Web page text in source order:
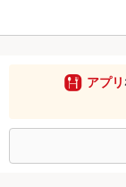
アプリ